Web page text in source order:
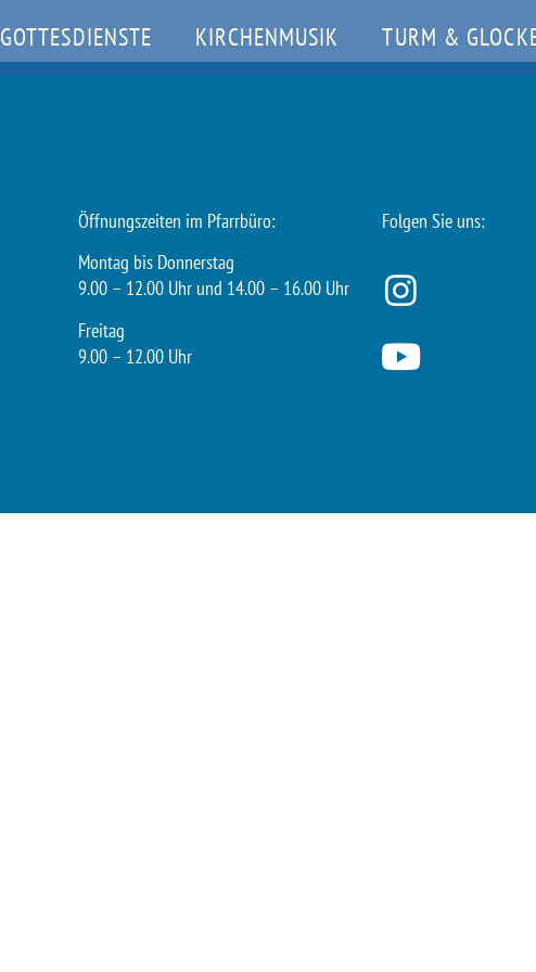
GOTTESDIENSTE KIRCHENMUSIK TURM &
Öffnungszeiten im Pfarrbüro:
Montag bis Donnerstag
9.00 – 12.00 Uhr und 14.00 – 16.00 Uhr
Freitag
9.00 – 12.00 Uhr
Folgen Sie uns: